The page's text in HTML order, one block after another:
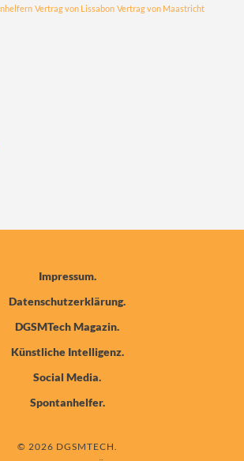
Vertrag von Lissabon Vertrag von Maastricht
Impressum
Datenschutzerklärung
DGSMTech Magazin
Künstliche Intelligenz
Social Media
Spontanhelfer
© 2026 DGSMTECH